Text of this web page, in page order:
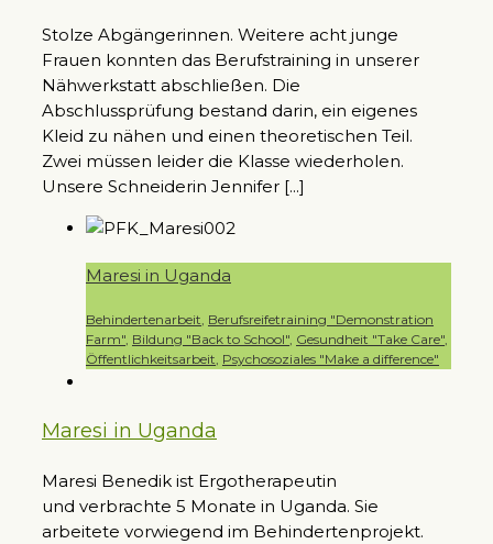
Stolze Abgängerinnen. Weitere acht junge
Frauen konnten das Berufstraining in unserer
Nähwerkstatt abschließen. Die
Abschlussprüfung bestand darin, ein eigenes
Kleid zu nähen und einen theoretischen Teil.
Zwei müssen leider die Klasse wiederholen.
Unsere Schneiderin Jennifer [...]
Maresi in Uganda
Behindertenarbeit Berufsreifetraining "Demonstration
Farm" Bildung "Back to School" Gesundheit "Take Care"
Öffentlichkeitsarbeit Psychosoziales "Make a difference"
Maresi in Uganda
Maresi Benedik ist Ergotherapeutin
und verbrachte 5 Monate in Uganda. Sie
arbeitete vorwiegend im Behindertenprojekt.